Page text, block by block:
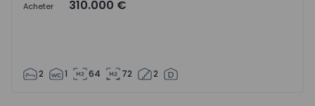
Acheter 310.000 €
2 1 64 72 2